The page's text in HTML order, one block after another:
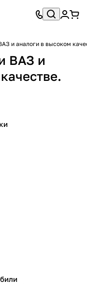
и аналоги в высоком
ВАЗ и